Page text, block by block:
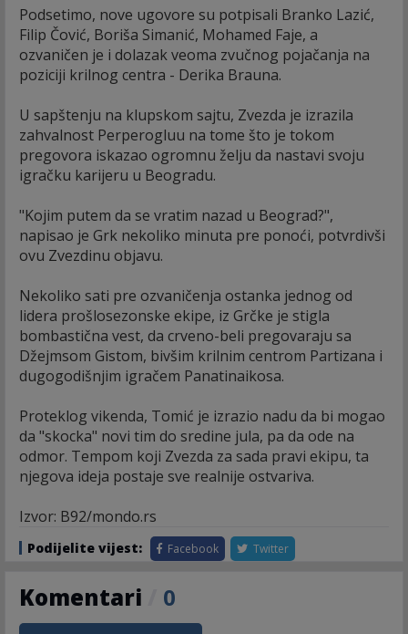
Podsetimo, nove ugovore su potpisali Branko Lazić,
Filip Čović, Boriša Simanić, Mohamed Faje, a
ozvaničen je i dolazak veoma zvučnog pojačanja na
poziciji krilnog centra - Derika Brauna.
U sapštenju na klupskom sajtu, Zvezda je izrazila
zahvalnost Perperogluu na tome što je tokom
pregovora iskazao ogromnu želju da nastavi svoju
igračku karijeru u Beogradu.
"Kojim putem da se vratim nazad u Beograd?",
napisao je Grk nekoliko minuta pre ponoći, potvrdivši
ovu Zvezdinu objavu.
Nekoliko sati pre ozvaničenja ostanka jednog od
lidera prošlosezonske ekipe, iz Grčke je stigla
bombastična vest, da crveno-beli pregovaraju sa
Džejmsom Gistom, bivšim krilnim centrom Partizana i
dugogodišnjim igračem Panatinaikosa.
Proteklog vikenda, Tomić je izrazio nadu da bi mogao
da "skocka" novi tim do sredine jula, pa da ode na
odmor. Tempom koji Zvezda za sada pravi ekipu, ta
njegova ideja postaje sve realnije ostvariva.
Izvor: B92/mondo.rs
Podijelite vijest: Facebook Twitter
Komentari 0